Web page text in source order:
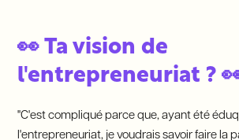
👀 Ta vision de
l'entrepreneuriat ?
"C'est compliqué parce que, ayant été
l'entrepreneuriat, je voudrais savoir faire la